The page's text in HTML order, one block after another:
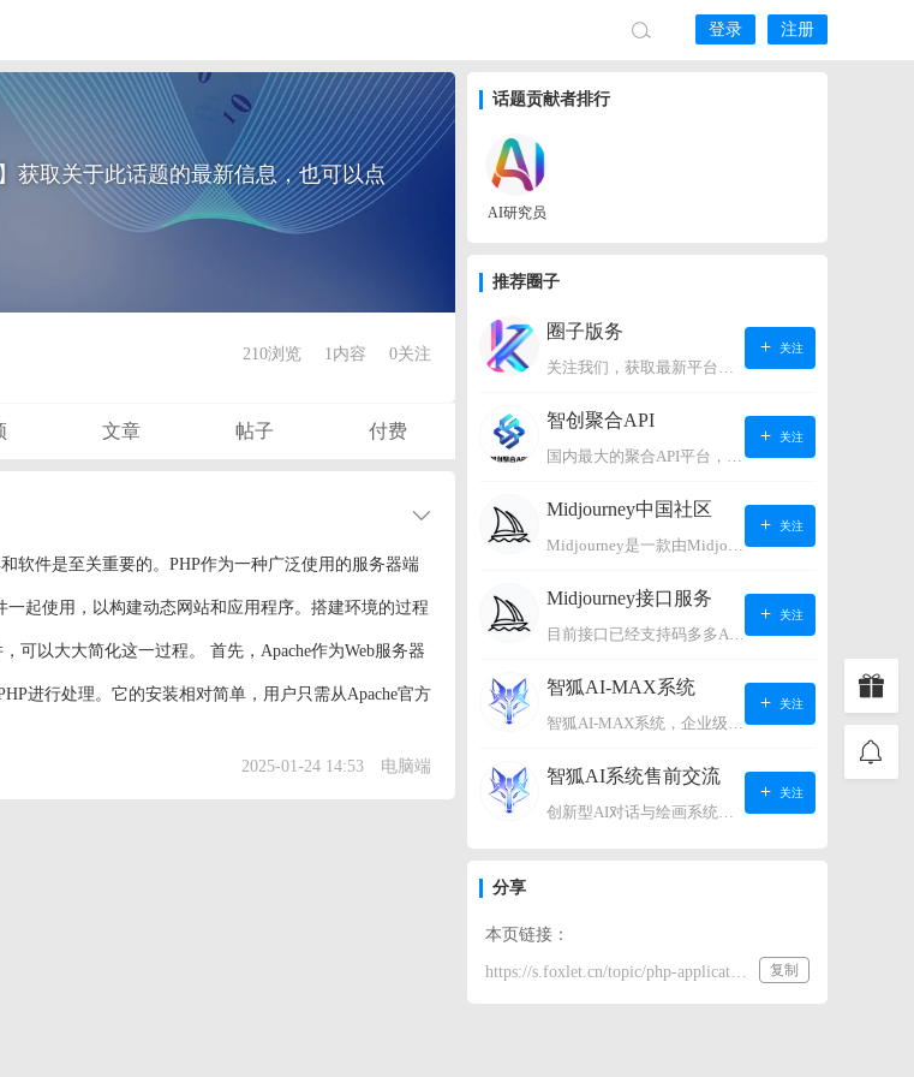
登录 注册
话题贡献者排行
AI研究员
推荐圈子
圈子版务
关注我们，获取最新平台动态。
关注
智创聚合API
国内最大的聚合API平台，支持OpenAI、阿里、智谱、360、讯飞、百度等国内外大语言模型。https://s.lconai.com/
关注
Midjourney中国社区
Midjourney是一款由Midjourney有限公司开发的数字艺术工具软件，具有生成虚拟世界的强大能力，可根据用户输入的文字或语音在虚拟世界中生成对应场景，使用户能够探索和创造自己的数字艺术作品。
关注
Midjourney接口服务
目前接口已经支持码多多AI系统、小狐狸AI系统，如需其它接口请联系微信客服：lonconst
关注
智狐AI-MAX系统
智狐AI-MAX系统，企业级AI知识库，可以进行AI对话、AI应用，拥有强大的第三方对接能力。适用企业智能客服、企业智能文档、专家顾问助理等多种企业级商业场景，具有较大的商业使用价值。 如需购买请联系客服微信：lonconst
关注
智狐AI系统售前交流
创新型AI对话与绘画系统（非官方） 如需购买请联系微信客服：lonconst
关注
分享
本页链接：
https://s.foxlet.cn/topic/php-application-development 复制
获取关于此话题的最新信息，也可以点
210浏览 1内容 0关注
文章 帖子 付费
软件是至关重要的。PHP作为一种广泛使用的服务器端
一起使用，以构建动态网站和应用程序。搭建环境的过程
可以大大简化这一过程。 首先，Apache作为Web服务器
进行处理。它的安装相对简单，用户只需从Apache官方
2025-01-24 14:53 电脑端